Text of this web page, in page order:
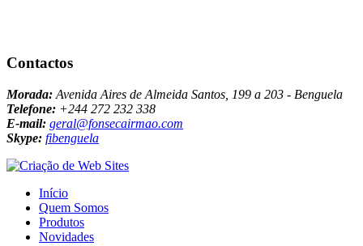
Contactos
Morada: Avenida Aires de Almeida Santos, 199 a 203 - Benguela
Telefone: +244 272 232 338
E-mail: geral@fonsecairmao.com
Skype: fibenguela
Início
Quem Somos
Produtos
Novidades